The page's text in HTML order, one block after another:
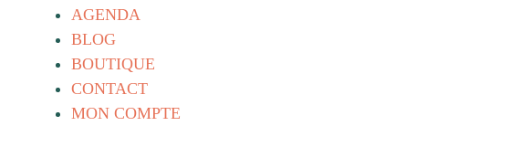
AGENDA
BLOG
BOUTIQUE
CONTACT
MON COMPTE